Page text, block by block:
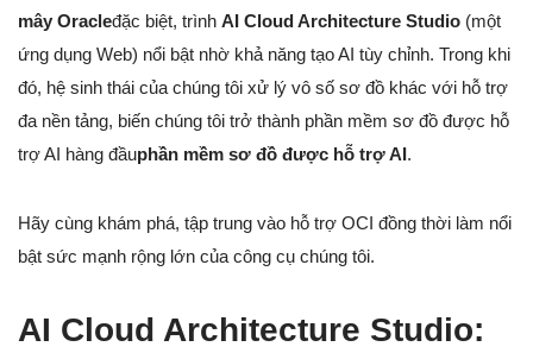
mây Oracleđặc biệt, trình AI Cloud Architecture Studio (một
ứng dụng Web) nổi bật nhờ khả năng tạo AI tùy chỉnh. Trong khi
đó, hệ sinh thái của chúng tôi xử lý vô số sơ đồ khác với hỗ trợ
đa nền tảng, biến chúng tôi trở thành phần mềm sơ đồ được hỗ
trợ AI hàng đầuphần mềm sơ đồ được hỗ trợ AI.
Hãy cùng khám phá, tập trung vào hỗ trợ OCI đồng thời làm nổi
bật sức mạnh rộng lớn của công cụ chúng tôi.
AI Cloud Architecture Studio: